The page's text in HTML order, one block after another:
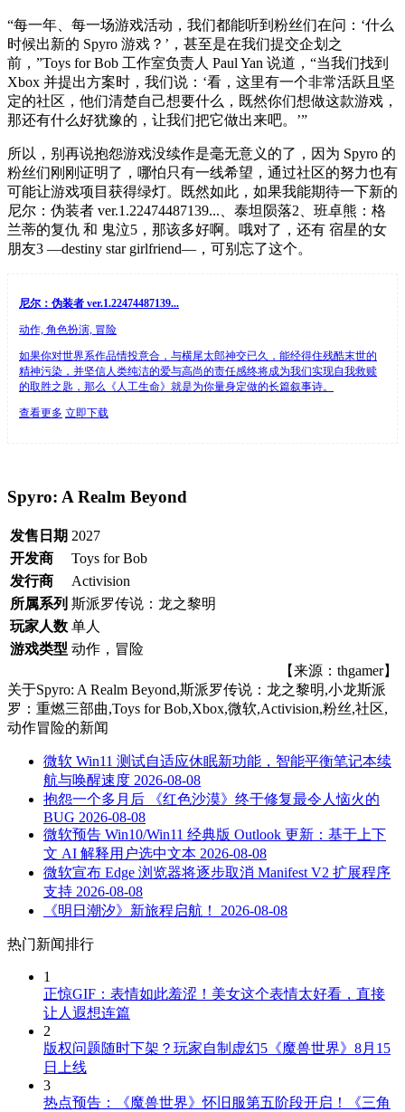
“每一年、每一场游戏活动，我们都能听到粉丝们在问：‘什么
时候出新的 Spyro 游戏？’，甚至是在我们提交企划之
前，”Toys for Bob 工作室负责人 Paul Yan 说道，“当我们找到
Xbox 并提出方案时，我们说：‘看，这里有一个非常活跃且坚
定的社区，他们清楚自己想要什么，既然你们想做这款游戏，
那还有什么好犹豫的，让我们把它做出来吧。’”
所以，别再说抱怨游戏没续作是毫无意义的了，因为 Spyro 的
粉丝们刚刚证明了，哪怕只有一线希望，通过社区的努力也有
可能让游戏项目获得绿灯。既然如此，如果我能期待一下新的
尼尔：伪装者 ver.1.22474487139...、泰坦陨落2、班卓熊：格
兰蒂的复仇 和 鬼泣5，那该多好啊。哦对了，还有 宿星的女
朋友3 ―destiny star girlfriend―，可别忘了这个。
尼尔：伪装者 ver.1.22474487139...
动作, 角色扮演, 冒险
如果你对世界系作品情投意合，与横尾太郎神交已久，能经得住残酷末世的
精神污染，并坚信人类纯洁的爱与高尚的责任感终将成为我们实现自我救赎
的取胜之匙，那么《人工生命》就是为你量身定做的长篇叙事诗。
查看更多 立即下载
Spyro: A Realm Beyond
发售日期 2027
开发商
Toys for Bob
发行商
Activision
所属系列 斯派罗传说：龙之黎明
玩家人数 单人
游戏类型 动作，冒险
【来源：thgamer】
关于Spyro: A Realm Beyond,斯派罗传说：龙之黎明,小龙斯派
罗：重燃三部曲,Toys for Bob,Xbox,微软,Activision,粉丝,社区,
动作冒险的新闻
微软 Win11 测试自适应休眠新功能，智能平衡笔记本续
航与唤醒速度 2026-08-08
抱怨一个多月后 《红色沙漠》终于修复最令人恼火的
BUG 2026-08-08
微软预告 Win10/Win11 经典版 Outlook 更新：基于上下
文 AI 解释用户选中文本 2026-08-08
微软宣布 Edge 浏览器将逐步取消 Manifest V2 扩展程序
支持 2026-08-08
《明日潮汐》新旅程启航！
2026-08-08
热门新闻排行
1
正惊GIF：表情如此羞涩！美女这个表情太好看，直接
让人遐想连篇
2
版权问题随时下架？玩家自制虚幻5《魔兽世界》8月15
日上线
3
热点预告：《魔兽世界》怀旧服第五阶段开启！《三角